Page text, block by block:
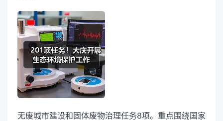
无废城市建设和固体废物治理任务8项。重点围绕国家